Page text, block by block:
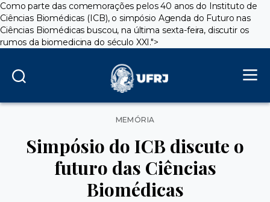
Como parte das comemorações pelos 40 anos do Instituto de
Ciências Biomédicas (ICB), o simpósio Agenda do Futuro nas
Ciências Biomédicas buscou, na última sexta-feira, discutir os
rumos da biomedicina do século XXI.">
Categorias
MEMÓRIA
Simpósio do ICB discute o
futuro das Ciências
Biomédicas